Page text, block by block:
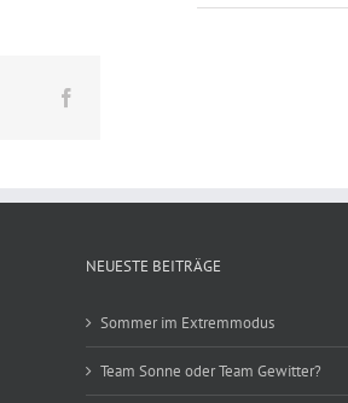
NEUESTE BEITRÄGE
Sommer im Extremmodus
Team Sonne oder Team Gewitter?